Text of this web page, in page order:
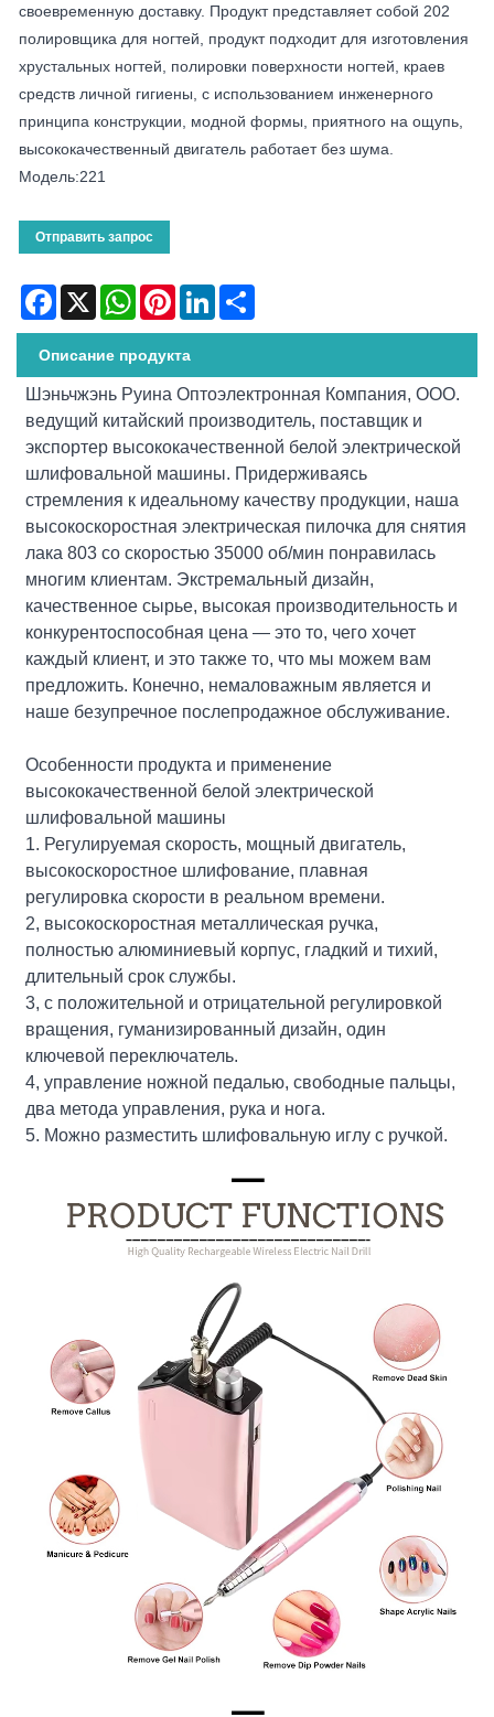
своевременную доставку. Продукт представляет собой 202
полировщика для ногтей, продукт подходит для изготовления
хрустальных ногтей, полировки поверхности ногтей, краев
средств личной гигиены, с использованием инженерного
принципа конструкции, модной формы, приятного на ощупь,
высококачественный двигатель работает без шума.
Модель:221
Отправить запрос
Facebook
X WhatsAppPinterestLinkedIn
Описание продукта
Шэньчжэнь Руина Оптоэлектронная Компания, ООО.
ведущий китайский производитель, поставщик и
экспортер высококачественной белой электрической
шлифовальной машины. Придерживаясь
стремления к идеальному качеству продукции, наша
высокоскоростная электрическая пилочка для снятия
лака 803 со скоростью 35000 об/мин понравилась
многим клиентам. Экстремальный дизайн,
качественное сырье, высокая производительность и
конкурентоспособная цена — это то, чего хочет
каждый клиент, и это также то, что мы можем вам
предложить. Конечно, немаловажным является и
наше безупречное послепродажное обслуживание.
Особенности продукта и применение
высококачественной белой электрической
шлифовальной машины
1. Регулируемая скорость, мощный двигатель,
высокоскоростное шлифование, плавная
регулировка скорости в реальном времени.
2, высокоскоростная металлическая ручка,
полностью алюминиевый корпус, гладкий и тихий,
длительный срок службы.
3, с положительной и отрицательной регулировкой
вращения, гуманизированный дизайн, один
ключевой переключатель.
4, управление ножной педалью, свободные пальцы,
два метода управления, рука и нога.
5. Можно разместить шлифовальную иглу с ручкой.